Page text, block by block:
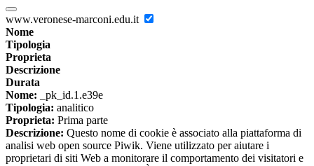
www.veronese-marconi.edu.it
Nome
Tipologia
Proprieta
Descrizione
Durata
Nome: _pk_id.1.e39e
Tipologia: analitico
Proprieta: Prima parte
Descrizione: Questo nome di cookie è associato alla piattaforma di
analisi web open source Piwik. Viene utilizzato per aiutare i
proprietari di siti Web a monitorare il comportamento dei visitatori e